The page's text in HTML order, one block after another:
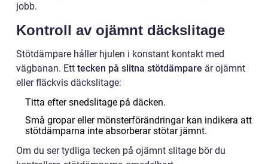
jobb.
Kontroll av ojämnt däckslitage
Stötdämpare håller hjulen i konstant kontakt med
vägbanan. Ett tecken på slitna stötdämpare är ojämnt
eller fläckvis däckslitage:
Titta efter snedslitage på däcken.
Små gropar eller mönsterförändringar kan indikera att
stötdämparna inte absorberar stötar jämnt.
Om du ser tydliga tecken på ojämnt slitage bör du